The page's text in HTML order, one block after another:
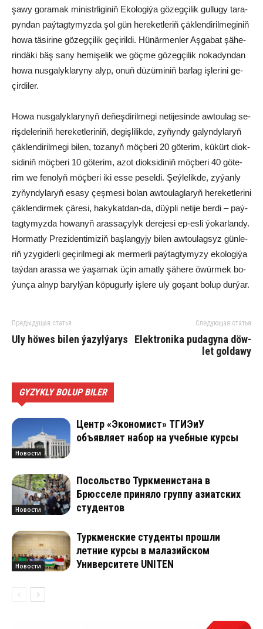
şa­wy go­ra­mak mi­nistr­li­gi­niň Eko­lo­gi­ýa gö­zeg­çi­lik gul­lu­gy ta­ra­
pyn­dan paý­tag­ty­myz­da şol gün he­re­ket­le­riň çäk­len­di­ril­me­gi­niň
ho­wa tä­si­ri­ne gö­zeg­çi­lik ge­çi­ril­di. Hü­när­men­ler Aş­ga­bat şä­he­
rin­dä­ki bäş sa­ny he­mi­şe­lik we göç­me gö­zeg­çi­lik no­ka­dyn­dan
ho­wa nus­ga­lyk­la­ry­ny alyp, onuň dü­zü­mi­niň bar­lag iş­le­ri­ni ge­
çir­di­ler.
Ho­wa nus­ga­lyk­la­ry­nyň de­ňeş­di­ril­me­gi ne­ti­je­sin­de aw­tou­lag se­
riş­de­le­ri­niň he­re­ket­le­ri­niň, de­giş­li­lik­de, zy­ňyn­dy ga­lyn­dy­la­ryň
çäk­len­di­ril­me­gi bi­len, to­za­nyň möç­be­ri 20 gö­te­rim, kü­kürt di­ok­
si­di­niň möç­be­ri 10 gö­te­rim, azot di­ok­si­di­niň möç­be­ri 40 gö­te­
rim we fe­no­lyň möç­be­ri iki es­se pe­sel­di. Şeý­le­lik­de, zy­ýan­ly
zy­ňyn­dy­la­ryň esa­sy çeş­me­si bo­lan aw­tou­lag­la­ryň he­re­ket­le­ri­ni
çäk­len­dir­mek çä­re­si, ha­ky­kat­dan-da, düýp­li ne­ti­je ber­di – paý­
tag­ty­myz­da ho­wa­nyň aras­sa­çy­lyk de­re­je­si ep-es­li ýo­kar­lan­dy.
Hor­mat­ly Pre­zi­den­ti­mi­ziň baş­lan­gy­jy bi­len aw­to­ulag­syz gün­le­
riň yzy­gi­der­li ge­çi­ril­me­gi ak mer­mer­li paý­tag­ty­my­zy eko­lo­gi­ýa
taý­dan aras­sa we ýa­şa­mak üçin amat­ly şä­he­re öwür­mek bo­
ýun­ça al­nyp ba­ryl­ýan kö­pu­gur­ly iş­le­re uly go­şant bo­lup dur­ýar.
Предыдущая статья
Uly hö­wes bi­len ýa­zyl­ýa­rys
Следующая статья
Elekt­ro­ni­ka pu­da­gy­na döw­
let gol­da­wy
GYZYKLY BOLUP BILER
Новости
Центр «Экономист» ТГИЭиУ
объявляет набор на учебные курсы
Новости
Посольство Туркменистана в
Брюсселе приняло группу азиатских
студентов
Новости
Туркменские студенты прошли
летние курсы в малазийском
Университете UNITEN